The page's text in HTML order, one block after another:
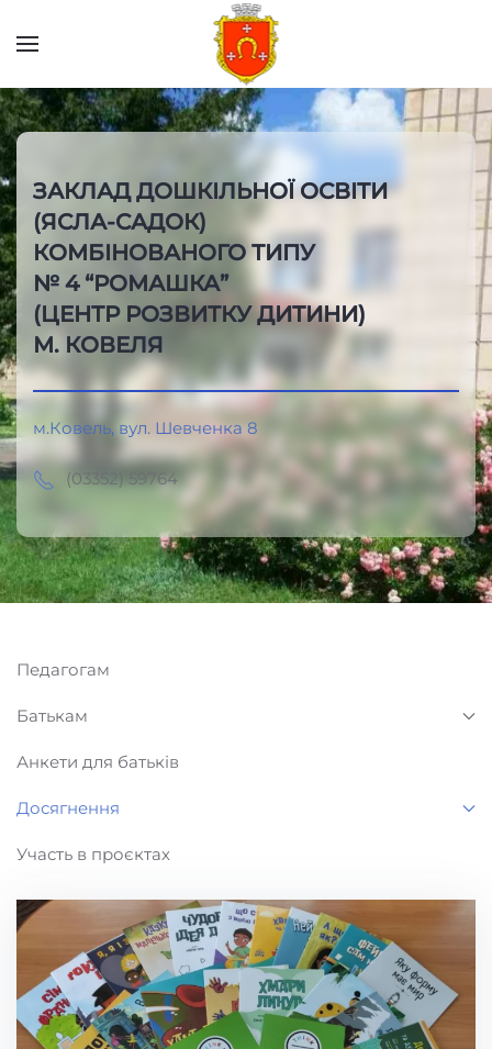
ЗАКЛАД ДОШКІЛЬНОЇ ОСВІТИ
(ЯСЛА-САДОК)
КОМБІНОВАНОГО ТИПУ
№ 4 “РОМАШКА”
(ЦЕНТР РОЗВИТКУ ДИТИНИ)
М. КОВЕЛЯ
м.Ковель, вул. Шевченка 8
(03352) 59764
Педагогам
Батькам
Анкети для батьків
Досягнення
Участь в проєктах